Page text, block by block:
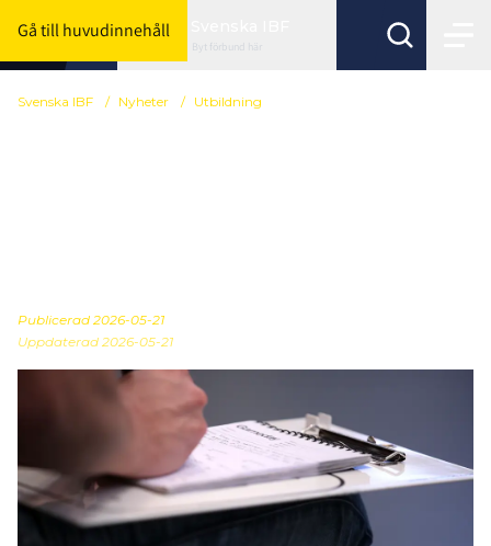
Gå till huvudinnehåll
Byt förbund här
Svenska IBF / Nyheter / Utbildning
Publicerad 2026-05-21
Uppdaterad 2026-05-21